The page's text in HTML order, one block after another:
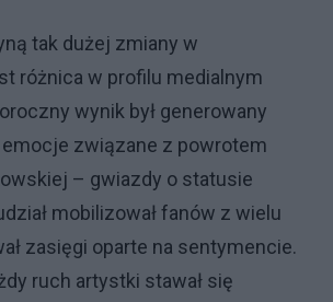
tak dużej zmiany w
różnica w profilu medialnym
wynik był generowany
związane z powrotem
– gwiazdy o statusie
mobilizował fanów z wielu
zasięgi oparte na sentymencie.
ruch artystki stawał się